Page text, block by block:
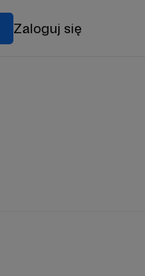
Zaloguj się